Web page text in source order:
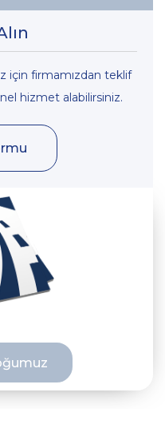
için firmamızdan teklif
hizmet alabilirsiniz.